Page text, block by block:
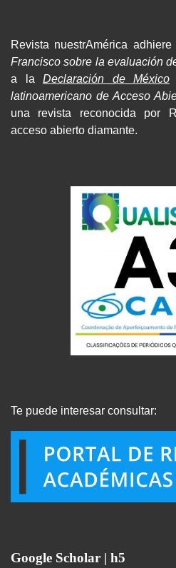
Revista nuestrAmérica
Francisco sobre la evaluación
a la Declaración de México
latinoamericano de Acceso
una revista reconocida por
acceso abierto diamante.
Te puede interesar consultar:
Google Scholar | h5